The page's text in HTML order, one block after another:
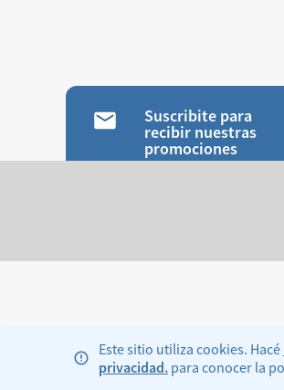
Este sitio utiliza cookies. Hacé
privacidad. para conocer la
Suscribite para
recibir nuestras
promociones